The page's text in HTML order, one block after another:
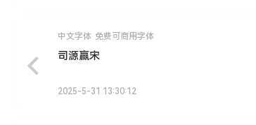
中文字体 免费可商用字体
司源赢宋
2025-5-31 13:30:12